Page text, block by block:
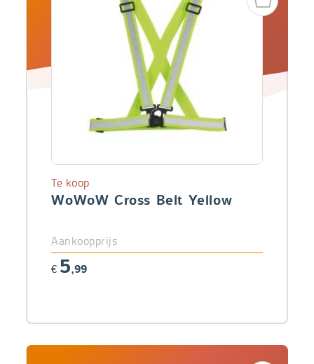
WoWoW Cross Belt Yellow
Te koop
Aankoopprijs
€ 5,99